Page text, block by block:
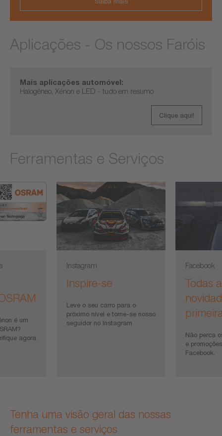
Aplicações - Os nossos Faróis
Mais aplicações automóvel:
Halogéneo, Xénon e LED - tudo em resumo
Clique aqui!
Ferramentas e Serviços
é um
agora
Instagram
Inspire-se
Leve o seu carro para o
próximo nível e torne-se nosso
seguidor no Instagram
Facebook
Todas
Não perca
e
Facebook.
Tenha uma visão geral das nossas
ferramentas e serviços